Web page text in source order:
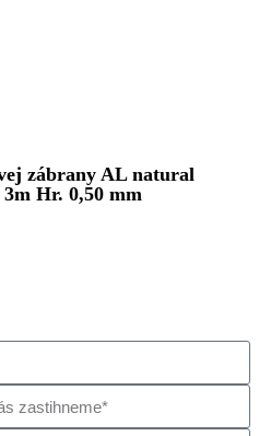
zábrany AL natural
Hr. 0,50 mm